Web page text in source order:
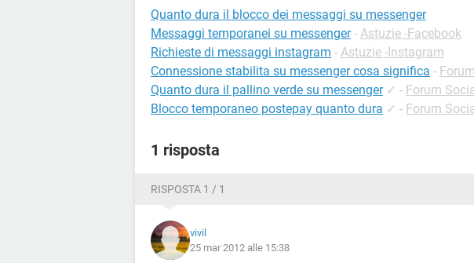
Quanto dura il blocco dei messaggi su messenger
Messaggi temporanei su messenger - Astuzie -Facebook
Richieste di messaggi instagram - Astuzie -Instagram
Connessione stabilita su messenger cosa significa -
Quanto dura il pallino verde su messenger ✓ - Forum
Blocco temporaneo postepay quanto dura ✓ - Forum
1 risposta
RISPOSTA 1 / 1
vivil
25 mar 2012 alle 15:38